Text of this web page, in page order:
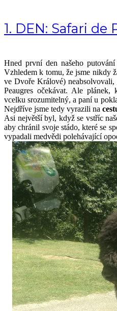
1. DEN: Safari de
Hned první den našeho
Vzhledem k tomu, že jsme nikdy
ve Dvoře Králové)
Peaugres očekávat. Ale
vcelku srozumitelný, a paní u
Nejdříve jsme tedy vyrazili na
Asi největší byl, když se vstříc
aby chránil svoje stádo, které se
vypadali medvědi polehávající